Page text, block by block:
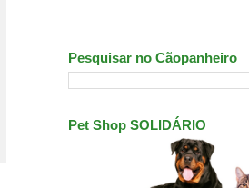
Pesquisar no Cãopanheiro
Pet Shop SOLIDÁRIO